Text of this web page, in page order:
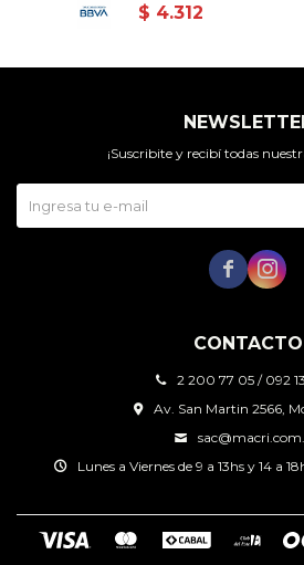
$ 4.312
CONTACTO
2 200 77 05 / 092
Av. San Martin 2566,
Lunes a Viernes de 9 a 13hs y 14 a
¡Suscribite y recibí todas
 